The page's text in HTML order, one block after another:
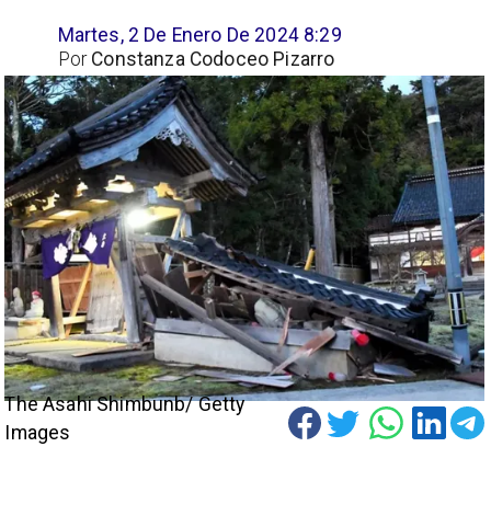
Martes, 2 De Enero De 2024 8:29
Constanza Codoceo Pizarro
Por
The Asahi Shimbunb/ Getty
Images